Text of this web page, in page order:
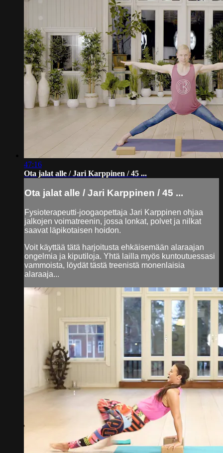
47:16
Ota jalat alle / Jari Karppinen / 45 ...
Ota jalat alle / Jari Karppinen / 45 ...
Fysioterapeutti-joogaopettaja Jari Karppinen ohjaa
jalkojen voimatreenin, jossa lonkat, polvet ja nilkat
saavat läpikotaisen hoidon.
Voit käyttää tätä harjoitusta ehkäisemään alaraajan
ongelmia ja kiputiloja. Yhtä lailla myös kuntoutuessasi
vammoista, löydät tästä treenistä monenlaisia
alaraaja...